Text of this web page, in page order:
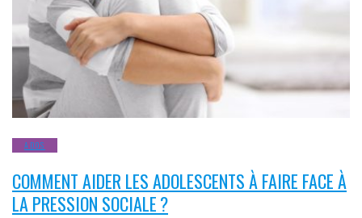
ADOS
COMMENT AIDER LES ADOLESCENTS À FAIRE FACE À
LA PRESSION SOCIALE ?